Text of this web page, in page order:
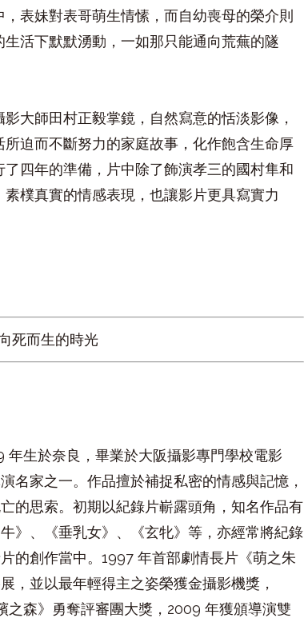
表妹對表哥萌生情愫，而自幼喪母的榮介則
活下默默湧動，一如那只能通向荒蕪的隧
大師田村正毅掌鏡，自然寫意的恬淡影像，
迫而不斷努力的家庭故事，化作飽含生命厚
四年的準備，片中除了飾演孝三的國村隼和
樸真實的情感表現，也讓影片更具寫實力
死而生的時光
年生於奈良，畢業於大阪攝影專門學校電影
名家之一。作品擅於補捉私密的情感與記憶，
的思索。初期以紀錄片嶄露頭角，知名作品有
牛》、《垂乳女》、《玄牝》等，亦經常將紀錄
的創作當中。1997 年首部劇情長片《萌之朱
，並以最年輕得主之姿榮獲金攝影機獎，
之森》勇奪評審團大獎，2009 年獲頒導演雙